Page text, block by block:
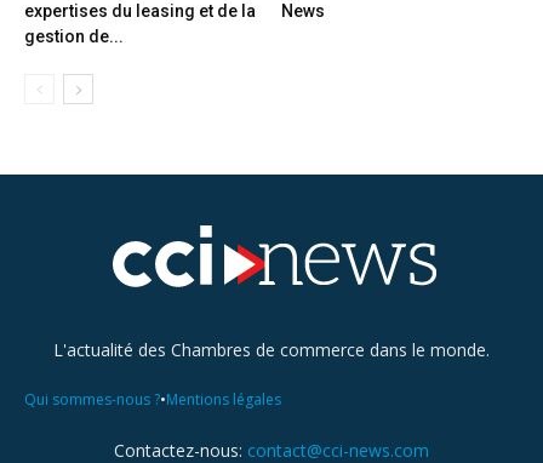
expertises du leasing et de la
gestion de...
News
L'actualité des Chambres de commerce dans le monde.
Qui sommes-nous ?•Mentions légales
Contactez-nous: contact@cci-news.com